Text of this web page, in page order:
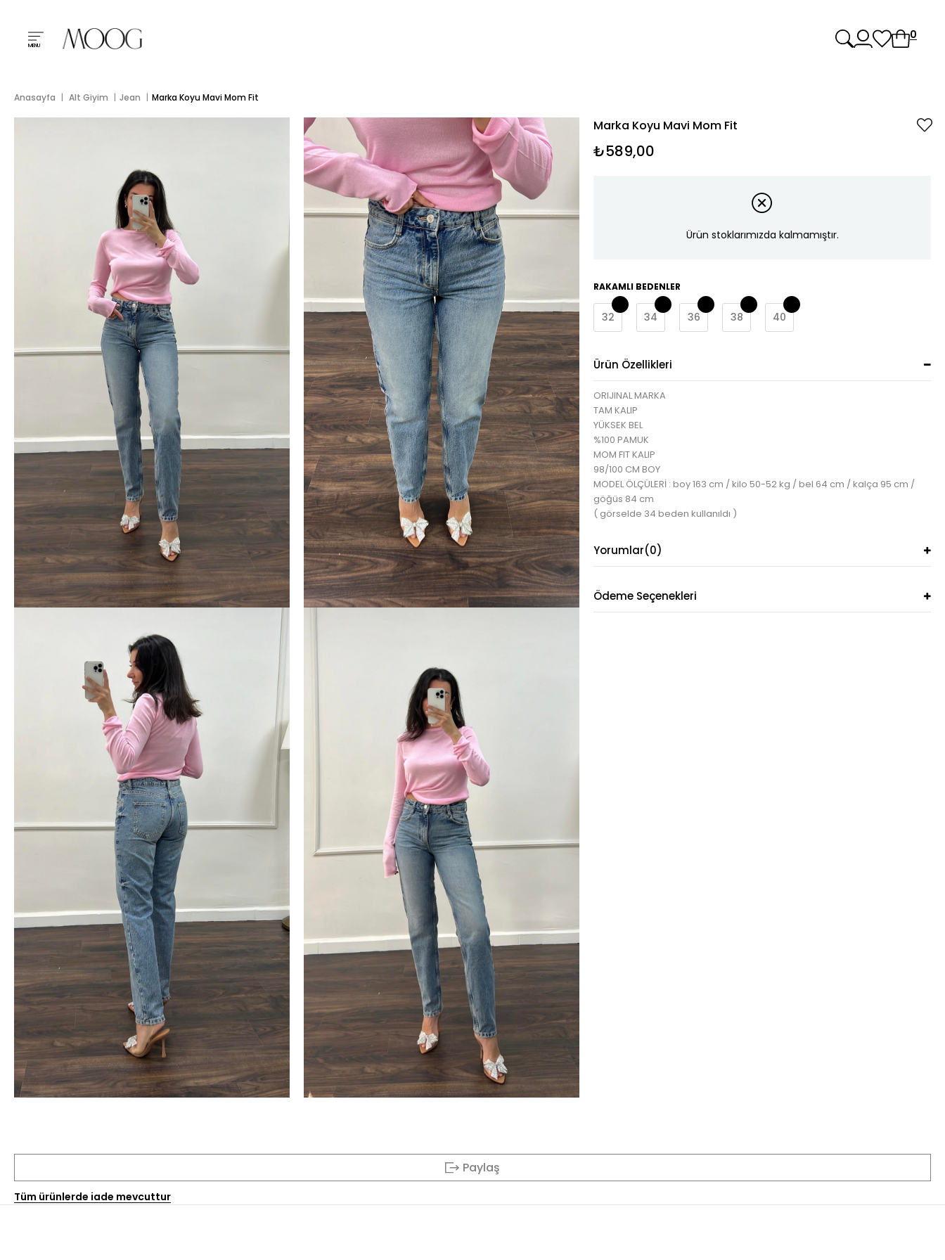
MENU
0
Anasayfa Alt Giyim Jean Marka Koyu Mavi Mom Fit
Marka Koyu Mavi Mom Fit
₺589,00
Ürün stoklarımızda kalmamıştır.
RAKAMLI BEDENLER
32 34 36 38 40
Ürün Özellikleri
ORIJINAL MARKA
TAM KALIP
YÜKSEK BEL
%100 PAMUK
MOM FIT KALIP
98/100 CM BOY
MODEL ÖLÇÜLERİ : boy 163 cm / kilo 50-52 kg / bel 64 cm / kalça 95 cm /
göğüs 84 cm
( görselde 34 beden kullanıldı )
Yorumlar(0)
Ödeme Seçenekleri
Paylaş
Tüm ürünlerde iade mevcuttur